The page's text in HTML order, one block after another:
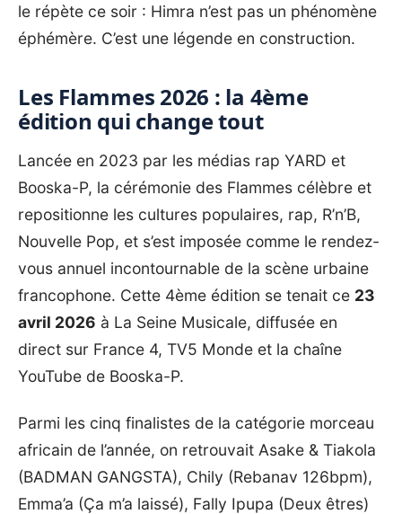
le répète ce soir : Himra n’est pas un phénomène
éphémère. C’est une légende en construction.
Les Flammes 2026 : la 4ème
édition qui change tout
Lancée en 2023 par les médias rap YARD et
Booska-P, la cérémonie des Flammes célèbre et
repositionne les cultures populaires, rap, R’n’B,
Nouvelle Pop, et s’est imposée comme le rendez-
vous annuel incontournable de la scène urbaine
francophone. Cette 4ème édition se tenait ce 23
avril 2026 à La Seine Musicale, diffusée en
direct sur France 4, TV5 Monde et la chaîne
YouTube de Booska-P.
Parmi les cinq finalistes de la catégorie morceau
africain de l’année, on retrouvait Asake & Tiakola
(BADMAN GANGSTA), Chily (Rebanav 126bpm),
Emma’a (Ça m’a laissé), Fally Ipupa (Deux êtres)